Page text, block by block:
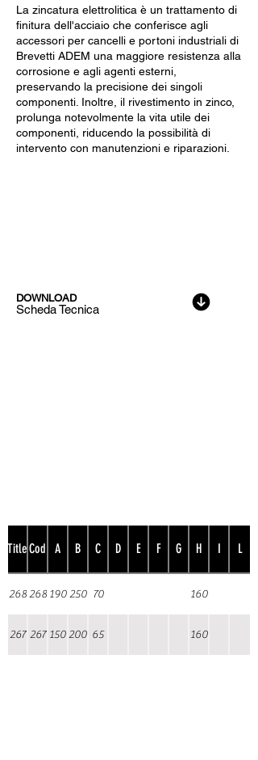
La zincatura elettrolitica è un trattamento di
finitura dell'acciaio che conferisce agli
accessori per cancelli e portoni industriali di
Brevetti ADEM una maggiore resistenza alla
corrosione e agli agenti esterni,
preservando la precisione dei singoli
componenti. Inoltre, il rivestimento in zinco,
prolunga notevolmente la vita utile dei
componenti, riducendo la possibilità di
intervento con manutenzioni e riparazioni.
DOWNLOAD
Scheda Tecnica
TitleCod A B C D E F G H I L
268 268 190 250 70 160
267 267 150200 65 160